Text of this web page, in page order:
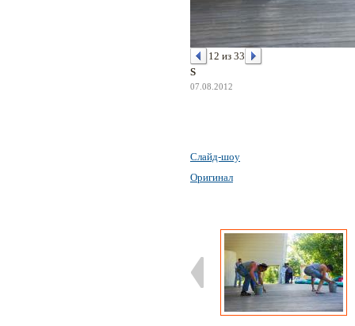
12 из 33
S
07.08.2012
Слайд-шоу
Оригинал